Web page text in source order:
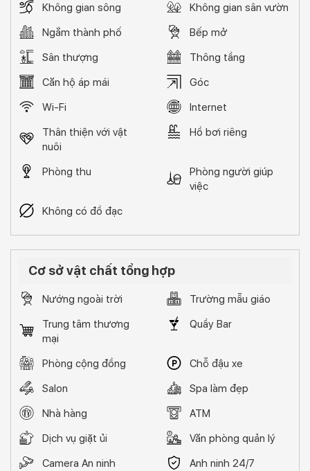
Không gian sông
Không gian sân vườn
Ngắm thành phố
Bếp mở
Sân thượng
Thông tầng
Căn hộ áp mái
Góc
Wi-Fi
Internet
Thân thiện với vật
nuôi
Hồ bơi riêng
Phòng thu
Phòng người giúp
việc
Không có đồ đạc
Cơ sở vật chất tổng hợp
Nướng ngoài trời
Trường mẫu giáo
Trung tâm thương
mại
Quầy Bar
Phòng cộng đồng
Chỗ đậu xe
Salon
Spa làm đẹp
Nhà hàng
ATM
Dịch vụ giặt ủi
Văn phòng quản lý
Camera An ninh
Anh ninh 24/7